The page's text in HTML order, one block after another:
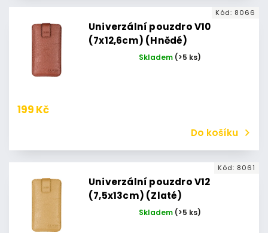
Univerzální pouzdro V10
(7x12,6cm) (Hnědé)
Skladem (>5 ks)
199 Kč
Do košíku
Kód: 8066
Univerzální pouzdro V12
(7,5x13cm) (Zlaté)
Skladem (>5 ks)
Kód: 8061